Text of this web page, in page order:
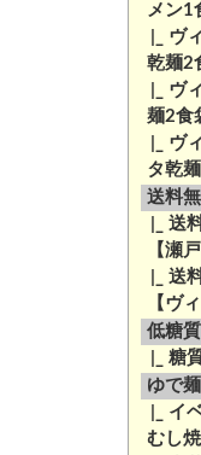
メン
|_ ヴ
乾麺2
|_ ヴ
麺2食
|_ ヴ
タ乾
送料
|_ 送
【瀬
|_ 送
【ヴ
低糖
|_ 糖
ゆで
|_ イ
むし